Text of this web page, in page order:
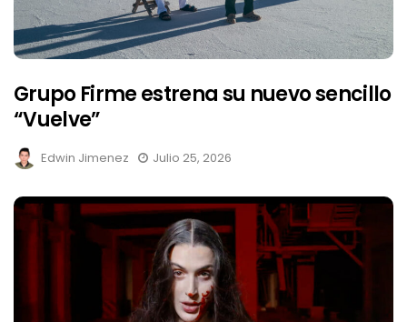
Grupo Firme estrena su nuevo sencillo
“Vuelve”
Edwin Jimenez Julio 25, 2026